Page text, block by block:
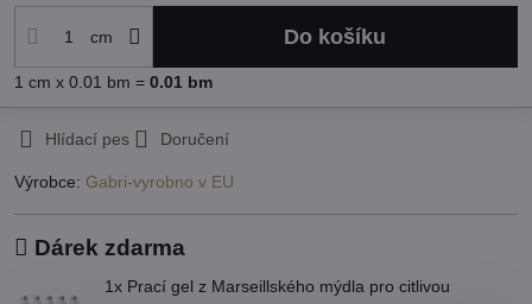
cm Do košíku
1 cm x 0.01 bm = 0.01 bm
Hlídací pes Doručení
Výrobce: Gabri-vyrobno v EU
Dárek zdarma
1x Prací gel z Marseillského mýdla pro citlivou